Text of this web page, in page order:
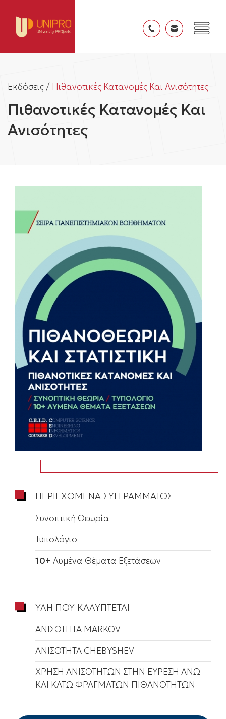
Εκδόσεις / Πιθανοτικές Κατανομές Και Ανισότητες
Πιθανοτικές Κατανομές Και
Ανισότητες
ΠΕΡΙΕΧΟΜΕΝΑ ΣΥΓΓΡΑΜΜΑΤΟΣ
Συνοπτική Θεωρία
Τυπολόγιο
10+ Λυμένα Θέματα Εξετάσεων
ΥΛΗ ΠΟΥ ΚΑΛΥΠΤΕΤΑΙ
ΑΝΙΣΟΤΗΤΑ MARKOV
ΑΝΙΣΟΤΗΤΑ CHEBYSHEV
ΧΡΗΣΗ ΑΝΙΣΟΤΗΤΩΝ ΣΤΗΝ ΕΥΡΕΣΗ ΑΝΩ
ΚΑΙ ΚΑΤΩ ΦΡΑΓΜΑΤΩΝ ΠΙΘΑΝΟΤΗΤΩΝ